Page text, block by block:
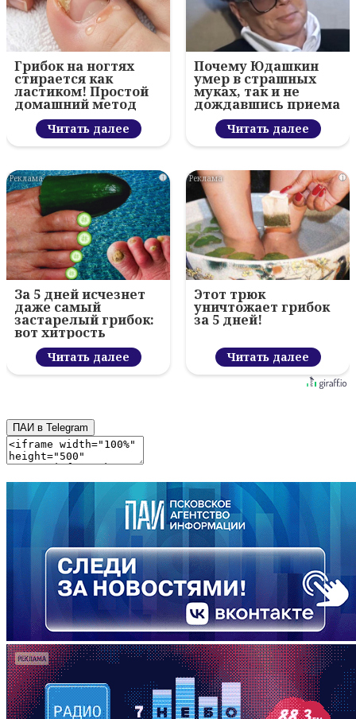
Грибок на ногтях
стирается как
ластиком! Простой
домашний метод
Читать далее
Почему Юдашкин
умер в страшных
муках, так и не
дождавшись приема
у онколога
Читать далее
i
За 5 дней исчезнет
даже самый
застарелый грибок:
вот хитрость
Читать далее
i
Этот трюк
уничтожает грибок
за 5 дней!
Читать далее
ПАИ в Telegram